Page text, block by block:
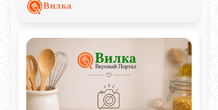
нежным и придаёт ему приятную
кремовую текстуру.
Вилка